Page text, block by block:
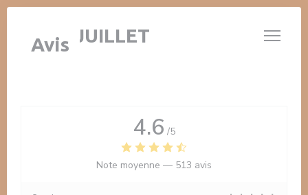
Personnalisation de vos choix en matière de cookies
LE 14 JUILLET
Avis
4.6 /5
Note moyenne — 513 avis